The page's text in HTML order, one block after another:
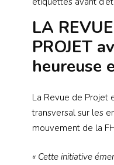
LA
PROJET
heureuse
La Revue de Projet
transversal sur les
mouvement de la
« Cette initiative